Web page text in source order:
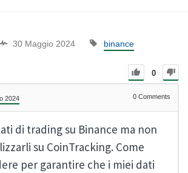
30 Maggio 2024 binance
0
2024 0 Comments
di trading su Binance ma non
su CoinTracking. Come
per garantire che i miei dati